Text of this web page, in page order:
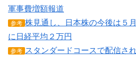
軍事費増額報道
参考 株見通し、日本株の今後は５
に日経平均２万円
参考 スタンダードコースで配信さ